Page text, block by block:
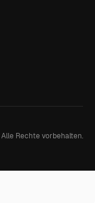
Alle Rechte vorbehalten.